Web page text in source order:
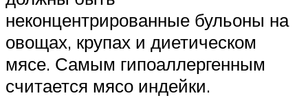
неконцентрированные бульоны на
овощах, крупах и диетическом
мясе. Самым гипоаллергенным
считается мясо индейки.